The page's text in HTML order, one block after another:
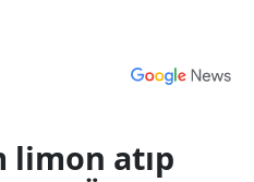
limon atıp